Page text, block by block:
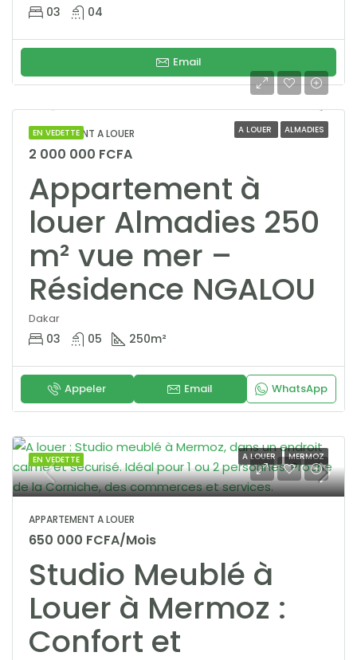
03 04
Email
EN VEDETTE A LOUER ALMADIES
APPARTEMENT A LOUER
2 000 000 FCFA
Appartement à
louer Almadies 250
m² vue mer –
Résidence NGALOU
Dakar
03 05 250m²
Appeler Email WhatsApp
EN VEDETTE A LOUER MERMOZ
APPARTEMENT A LOUER
650 000 FCFA/Mois
Studio Meublé à
Louer à Mermoz :
Confort et